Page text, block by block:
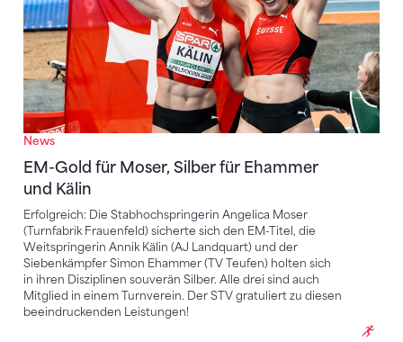
News
EM-Gold für Moser, Silber für Ehammer
und Kälin
Erfolgreich: Die Stabhochspringerin Angelica Moser
(Turnfabrik Frauenfeld) sicherte sich den EM-Titel, die
Weitspringerin Annik Kälin (AJ Landquart) und der
Siebenkämpfer Simon Ehammer (TV Teufen) holten sich
in ihren Disziplinen souverän Silber. Alle drei sind auch
Mitglied in einem Turnverein. Der STV gratuliert zu diesen
beeindruckenden Leistungen!